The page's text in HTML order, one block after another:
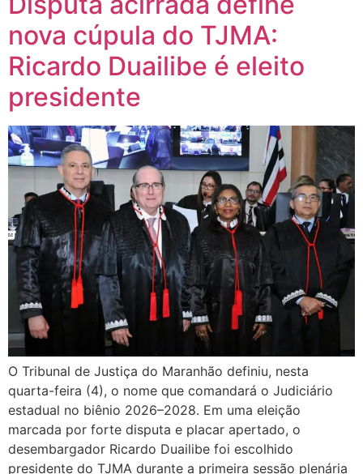
nova cúpula do TJMA:
Ricardo Duailibe é eleito
presidente
O Tribunal de Justiça do Maranhão definiu, nesta
quarta-feira (4), o nome que comandará o Judiciário
estadual no biênio 2026–2028. Em uma eleição
marcada por forte disputa e placar apertado, o
desembargador Ricardo Duailibe foi escolhido
presidente do TJMA durante a primeira sessão plenária